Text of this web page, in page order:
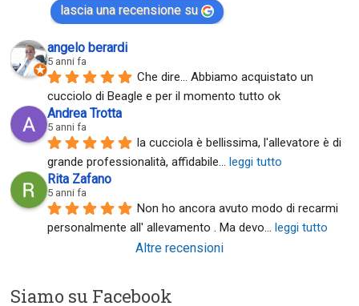
lascia una recensione su
angelo berardi
5 anni fa
Che dire... Abbiamo acquistato un
cucciolo di Beagle e per il momento tutto ok
Andrea Trotta
5 anni fa
la cucciola è bellissima, l'allevatore è di
grande professionalità, affidabile... leggi tutto
Rita Zafano
5 anni fa
Non ho ancora avuto modo di recarmi
personalmente all' allevamento . Ma devo... leggi tutto
Altre recensioni
Siamo su Facebook